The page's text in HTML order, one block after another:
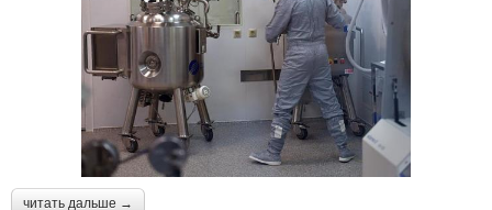
читать дальше →